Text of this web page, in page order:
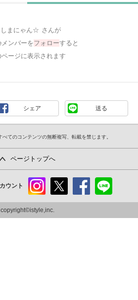
まにゃん☆ さんが
ンバーをフォローすると
ページに表示されます
シェア 送る
てのコンテンツの無断複写、転載を禁じます。
ページトップへ
ウント
ram
copyright©istyle,inc.